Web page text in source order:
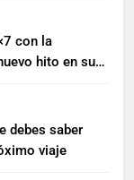
con la
hito en su
debes saber
viaje